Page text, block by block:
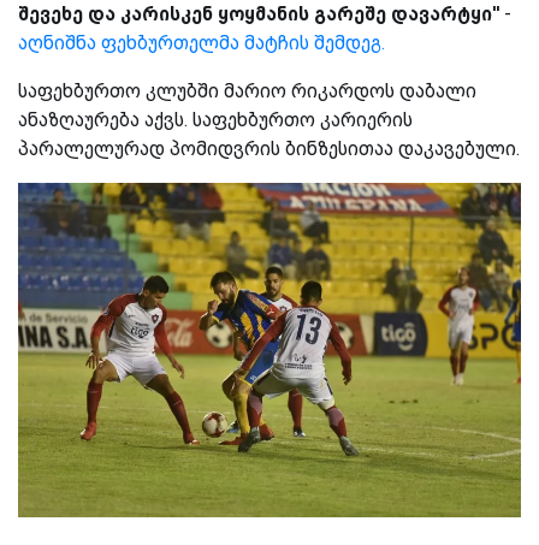
შევეხე და კარისკენ ყოყმანის გარეშე დავარტყი'' -
აღნიშნა ფეხბურთელმა მატჩის შემდეგ.
საფეხბურთო კლუბში მარიო რიკარდოს დაბალი
ანაზღაურება აქვს. საფეხბურთო კარიერის
პარალელურად პომიდვრის ბინზესითაა დაკავებული.